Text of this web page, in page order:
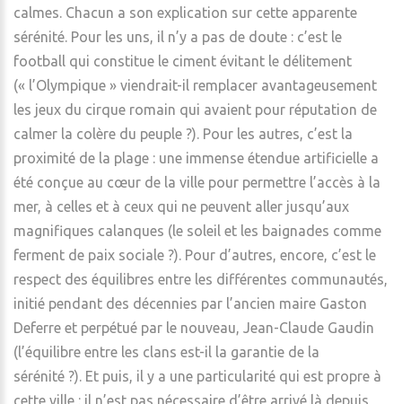
calmes. Chacun a son explication sur cette apparente
sérénité. Pour les uns, il n’y a pas de doute : c’est le
football qui constitue le ciment évitant le délitement
(« l’Olympique » viendrait-il remplacer avantageusement
les jeux du cirque romain qui avaient pour réputation de
calmer la colère du peuple ?). Pour les autres, c’est la
proximité de la plage : une immense étendue artificielle a
été conçue au cœur de la ville pour permettre l’accès à la
mer, à celles et à ceux qui ne peuvent aller jusqu’aux
magnifiques calanques (le soleil et les baignades comme
ferment de paix sociale ?). Pour d’autres, encore, c’est le
respect des équilibres entre les différentes communautés,
initié pendant des décennies par l’ancien maire Gaston
Deferre et perpétué par le nouveau, Jean-Claude Gaudin
(l’équilibre entre les clans est-il la garantie de la
sérénité ?). Et puis, il y a une particularité qui est propre à
cette ville : il n’est pas nécessaire d’être arrivé là depuis